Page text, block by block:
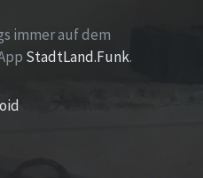
immer auf dem
StadtLand.Funk.